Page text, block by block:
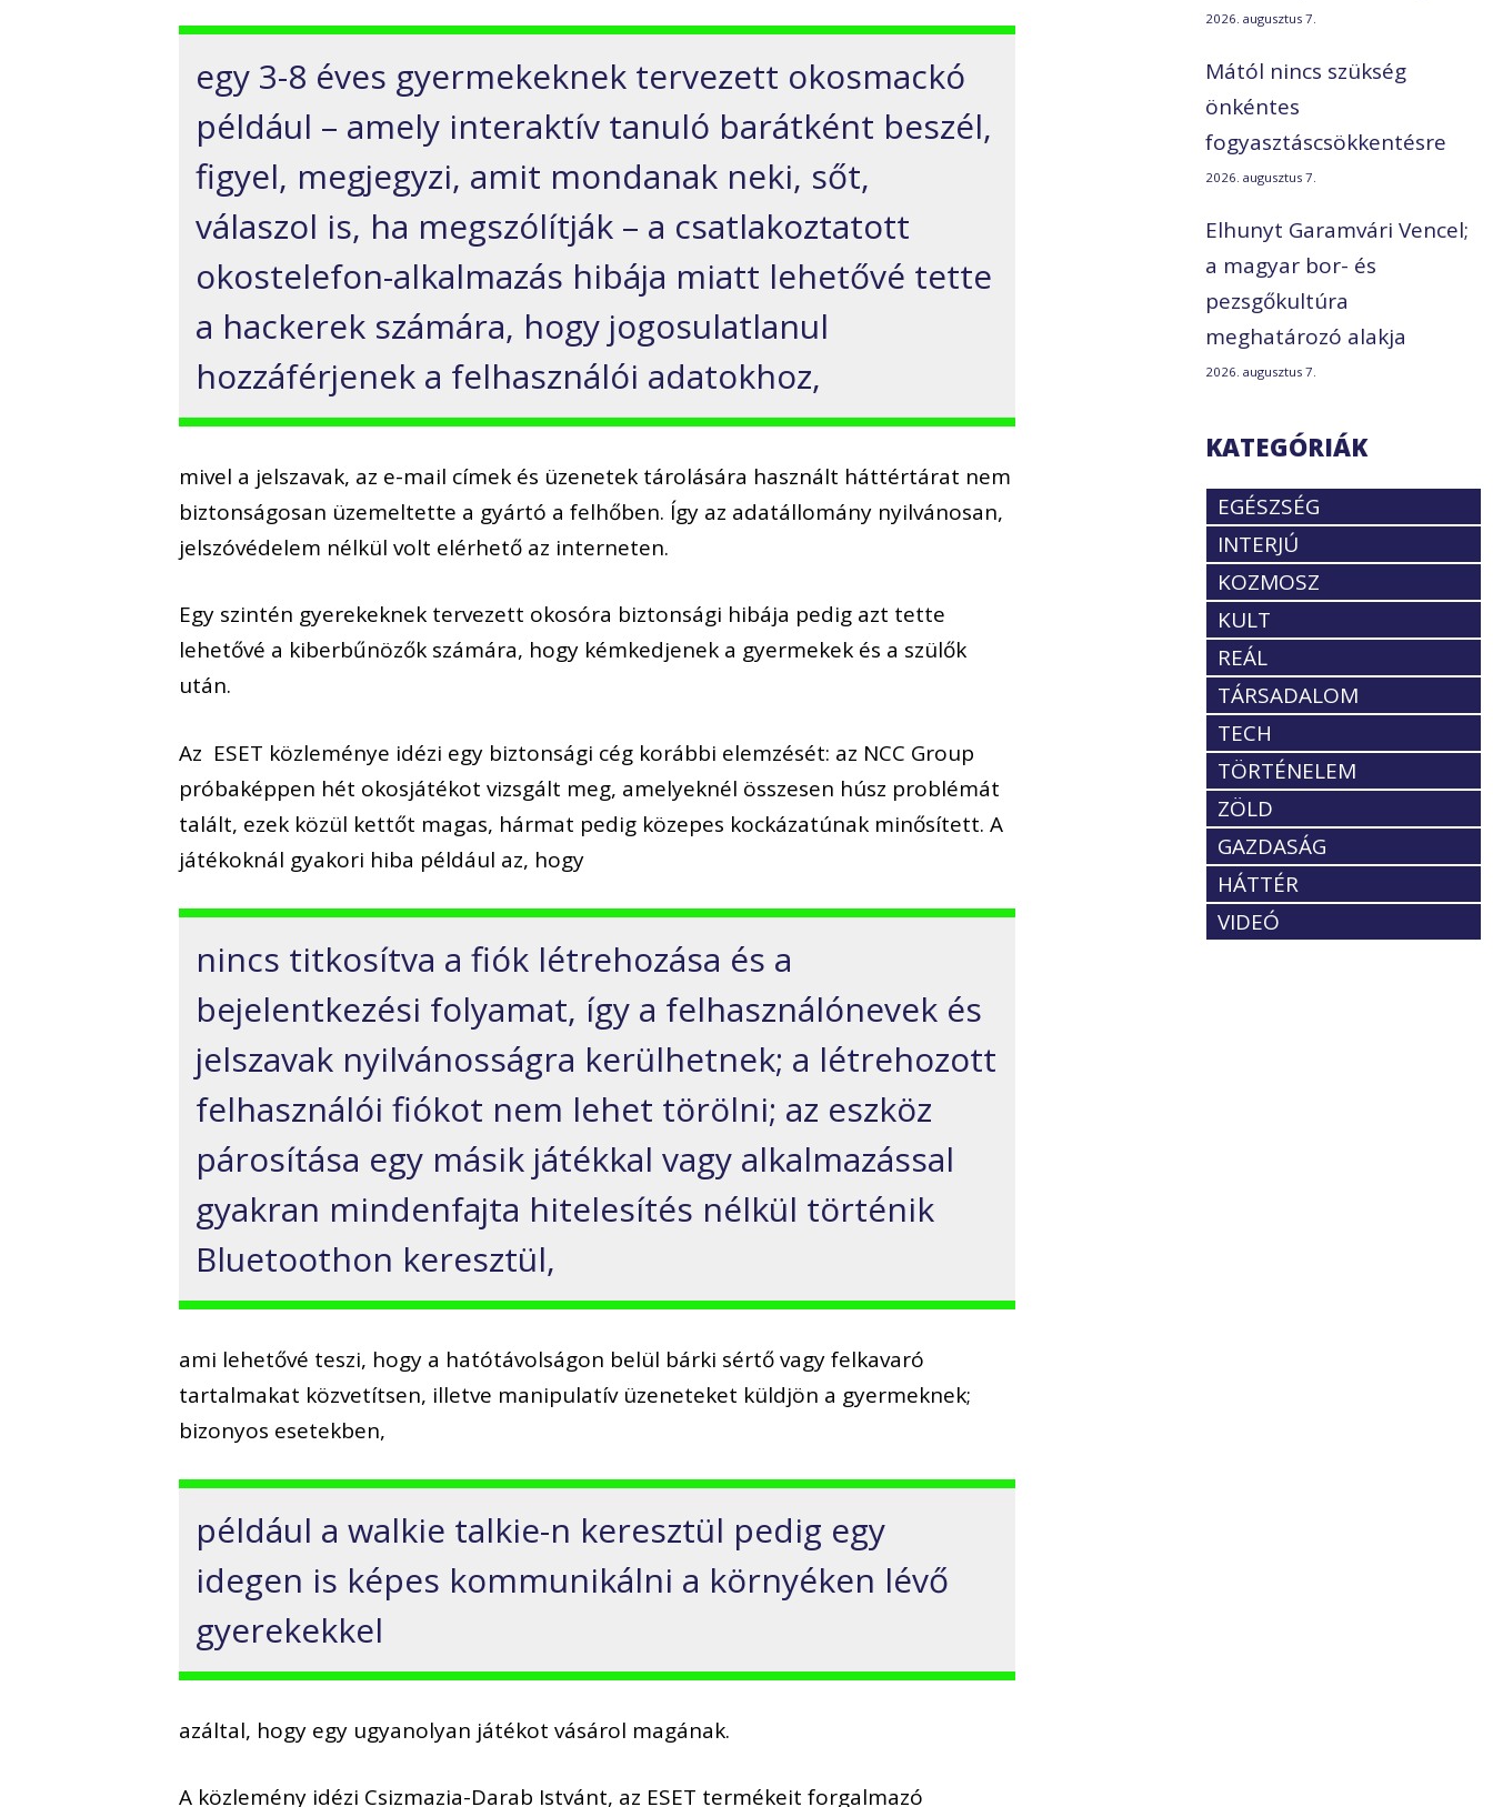
egy 3-8 éves gyermekeknek tervezett okosmackó
például – amely interaktív tanuló barátként beszél,
figyel, megjegyzi, amit mondanak neki, sőt,
válaszol is, ha megszólítják – a csatlakoztatott
okostelefon-alkalmazás hibája miatt lehetővé tette
a hackerek számára, hogy jogosulatlanul
hozzáférjenek a felhasználói adatokhoz,
mivel a jelszavak, az e-mail címek és üzenetek tárolására használt háttértárat nem
biztonságosan üzemeltette a gyártó a felhőben. Így az adatállomány nyilvánosan,
jelszóvédelem nélkül volt elérhető az interneten.
Egy szintén gyerekeknek tervezett okosóra biztonsági hibája pedig azt tette
lehetővé a kiberbűnözők számára, hogy kémkedjenek a gyermekek és a szülők
után.
Az ESET közleménye idézi egy biztonsági cég korábbi elemzését: az NCC Group
próbaképpen hét okosjátékot vizsgált meg, amelyeknél összesen húsz problémát
talált, ezek közül kettőt magas, hármat pedig közepes kockázatúnak minősített. A
játékoknál gyakori hiba például az, hogy
nincs titkosítva a fiók létrehozása és a
bejelentkezési folyamat, így a felhasználónevek és
jelszavak nyilvánosságra kerülhetnek; a létrehozott
felhasználói fiókot nem lehet törölni; az eszköz
párosítása egy másik játékkal vagy alkalmazással
gyakran mindenfajta hitelesítés nélkül történik
Bluetoothon keresztül,
ami lehetővé teszi, hogy a hatótávolságon belül bárki sértő vagy felkavaró
tartalmakat közvetítsen, illetve manipulatív üzeneteket küldjön a gyermeknek;
bizonyos esetekben,
például a walkie talkie-n keresztül pedig egy
idegen is képes kommunikálni a környéken lévő
gyerekekkel
azáltal, hogy egy ugyanolyan játékot vásárol magának.
A közlemény idézi Csizmazia-Darab Istvánt, az ESET termékeit forgalmazó
2026. augusztus 7.
Mától nincs szükség
önkéntes
fogyasztáscsökkentésre
2026. augusztus 7.
Elhunyt Garamvári Vencel;
a magyar bor- és
pezsgőkultúra
meghatározó alakja
2026. augusztus 7.
KATEGÓRIÁK
EGÉSZSÉG
INTERJÚ
KOZMOSZ
KULT
REÁL
TÁRSADALOM
TECH
TÖRTÉNELEM
ZÖLD
GAZDASÁG
HÁTTÉR
VIDEÓ